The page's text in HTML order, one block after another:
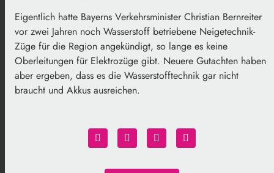
Eigentlich hatte Bayerns Verkehrsminister Christian Bernreiter
vor zwei Jahren noch Wasserstoff betriebene Neigetechnik-
Züge für die Region angekündigt, so lange es keine
Oberleitungen für Elektrozüge gibt. Neuere Gutachten haben
aber ergeben, dass es die Wasserstofftechnik gar nicht
braucht und Akkus ausreichen.